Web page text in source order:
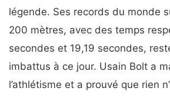
légende. Ses records du monde
200 mètres, avec des temps
secondes et 19,19 secondes,
imbattus à ce jour. Usain Bolt a
l’athlétisme et a prouvé que rien